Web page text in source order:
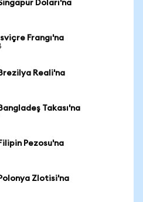
Doları'na
Frangı'na
Reali'na
Takası'na
Pezosu'na
Zlotisi'na